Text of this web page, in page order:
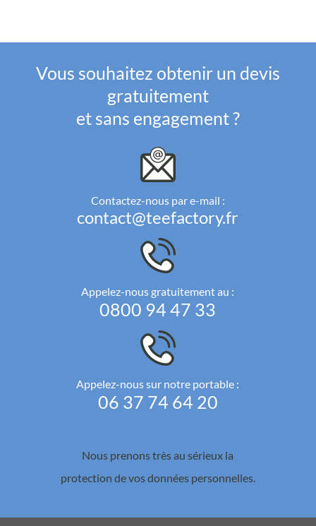
Vous souhaitez obtenir un devis
gratuitement
et sans engagement ?
Contactez-nous par e-mail :
contact@teefactory.fr
Appelez-nous gratuitement au :
0800 94 47 33
Appelez-nous sur notre portable :
06 37 74 64 20
Nous prenons très au sérieux la
protection de vos données personnelles.